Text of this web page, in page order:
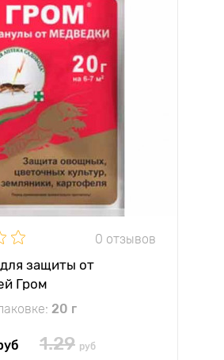
0 отзывов
защиты от
Гром
20 г
1.29 руб